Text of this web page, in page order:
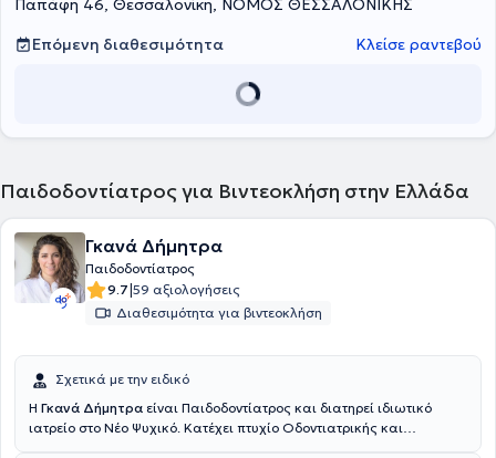
Παπάφη 46, Θεσσαλονίκη, ΝΟΜΟΣ ΘΕΣΣΑΛΟΝΙΚΗΣ
Επόμενη διαθεσιμότητα
Κλείσε ραντεβού
Παιδοδοντίατρος για Βιντεοκλήση στην Ελλάδα
Γκανά Δήμητρα
Παιδοδοντίατρος
9.7|59 αξιολογήσεις
Διαθεσιμότητα για βιντεοκλήση
Σχετικά με την ειδικό
Η Γκανά Δήμητρα είναι Παιδοδοντίατρος και διατηρεί ιδιωτικό
ιατρείο στο Νέο Ψυχικό. Κατέχει πτυχίο Οδοντιατρικής και